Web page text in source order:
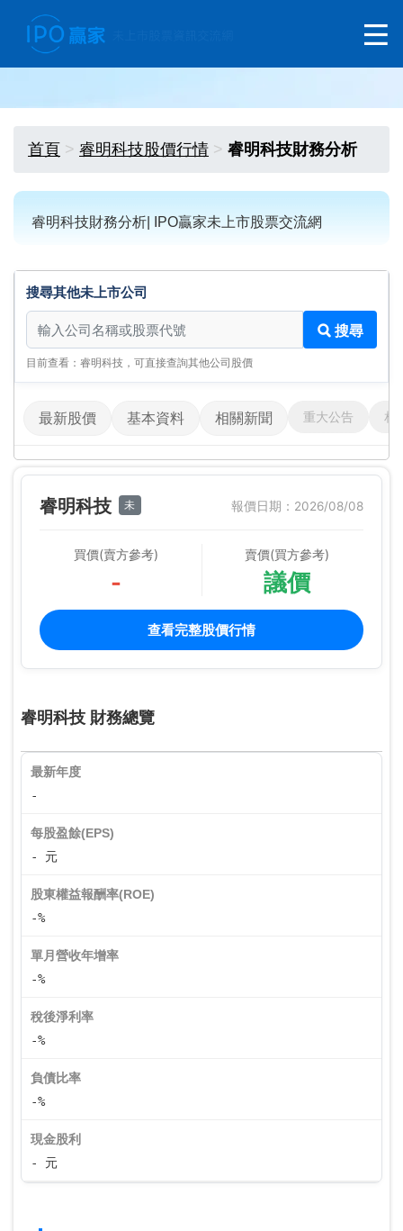
首頁 睿明科技股價行情 睿明科技財務分析
睿明科技財務分析| IPO贏家未上市股票交流網
搜尋其他未上市公司
搜尋其他未上市公司
搜尋
目前查看：睿明科技，可直接查詢其他公司股價
最新股價 基本資料 相關新聞 重大公告 相
睿明科技 未 報價日期：2026/08/08
買價(賣方參考)
-
賣價(買方參考)
議價
查看完整股價行情
睿明科技 財務總覽
最新年度
-
每股盈餘(EPS)
- 元
股東權益報酬率(ROE)
-%
單月營收年增率
-%
稅後淨利率
-%
負債比率
-%
現金股利
- 元